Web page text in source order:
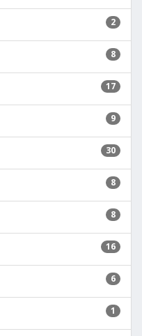
2
8
17
9
30
8
8
16
6
1